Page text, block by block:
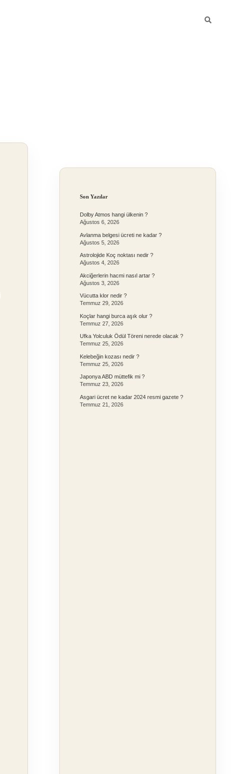
Son Yazılar
Dolby Atmos hangi ülkenin ?
Ağustos 6, 2026
Avlanma belgesi ücreti ne kadar ?
Ağustos 5, 2026
Astrolojide Koç noktası nedir ?
Ağustos 4, 2026
Akciğerlerin hacmi nasıl artar ?
Ağustos 3, 2026
Vücutta klor nedir ?
Temmuz 29, 2026
Koçlar hangi burca aşık olur ?
Temmuz 27, 2026
Ufka Yolculuk Ödül Töreni nerede olacak ?
Temmuz 25, 2026
Kelebeğin kozası nedir ?
Temmuz 25, 2026
Japonya ABD müttefik mi ?
Temmuz 23, 2026
Asgari ücret ne kadar 2024 resmi gazete ?
Temmuz 21, 2026